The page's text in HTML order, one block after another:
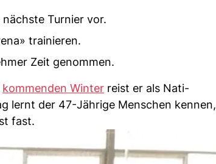
Turnier vor.
trainieren.
Zeit genommen.
kommenden Winter reist er als Nati-
lernt der 47-Jährige Menschen kennen,
fast.